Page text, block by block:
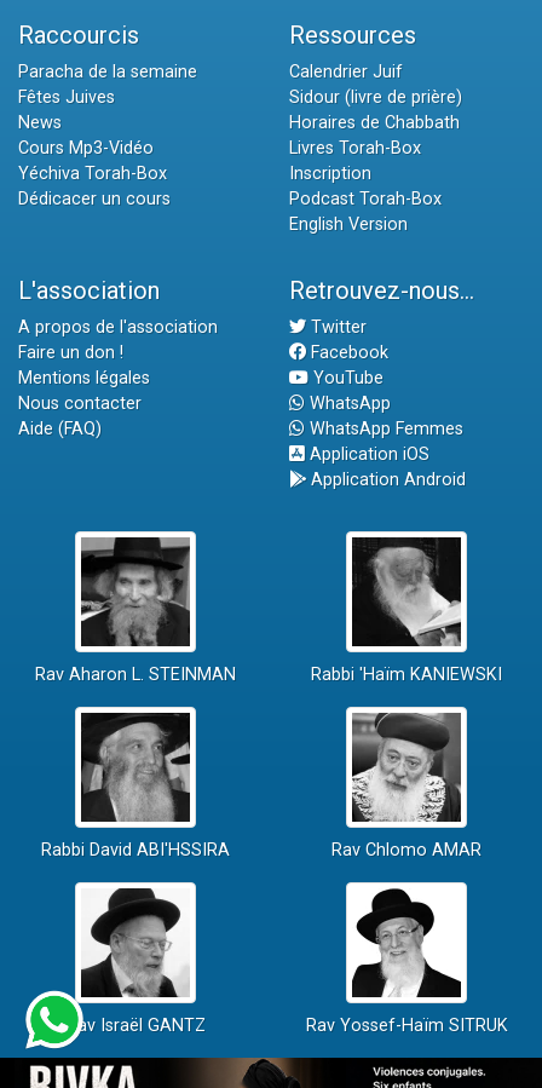
Raccourcis
Paracha de la semaine
Fêtes Juives
News
Cours Mp3-Vidéo
Yéchiva Torah-Box
Dédicacer un cours
Ressources
Calendrier Juif
Sidour (livre de prière)
Horaires de Chabbath
Livres Torah-Box
Inscription
Podcast Torah-Box
English Version
L'association
A propos de l'association
Faire un don !
Mentions légales
Nous contacter
Aide (FAQ)
Retrouvez-nous...
Twitter
Facebook
YouTube
WhatsApp
WhatsApp Femmes
Application iOS
Application Android
Rav Aharon L. STEINMAN Rabbi 'Haïm KANIEWSKI
Rabbi David ABI'HSSIRA Rav Chlomo AMAR
Rav Israël GANTZ Rav Yossef-Haïm SITRUK